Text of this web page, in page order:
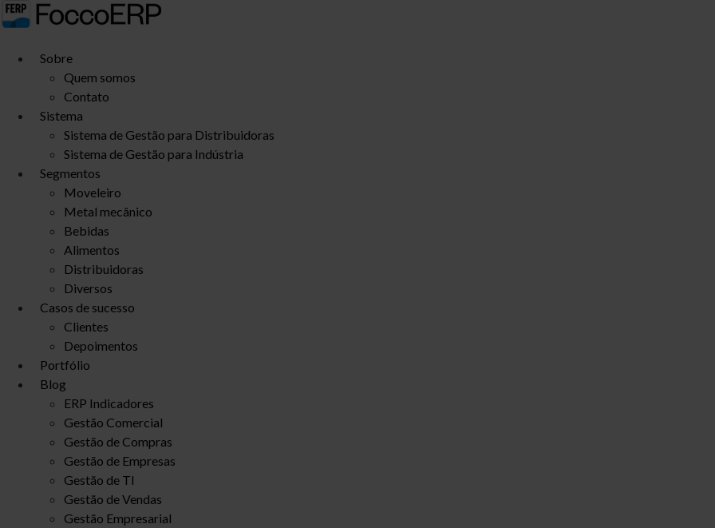
Ir
para
conteúdo
Sobre
Quem somos
Contato
Sistema
Sistema de Gestão para Distribuidoras
Sistema de Gestão para Indústria
Segmentos
Moveleiro
Metal mecânico
Bebidas
Alimentos
Distribuidoras
Diversos
Casos de sucesso
Clientes
Depoimentos
Portfólio
Blog
ERP Indicadores
Gestão Comercial
Gestão de Compras
Gestão de Empresas
Gestão de TI
Gestão de Vendas
Gestão Empresarial